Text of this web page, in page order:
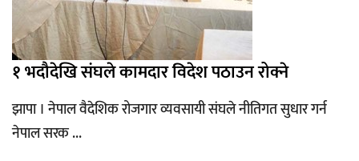
१ भदौदेखि संघले कामदार विदेश पठाउन रोक्ने
झापा । नेपाल वैदेशिक रोजगार व्यवसायी संघले नीतिगत सुधार गर्न
नेपाल सरक ...